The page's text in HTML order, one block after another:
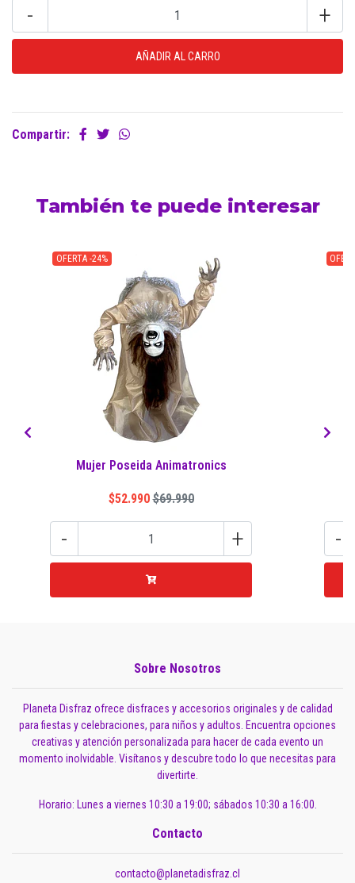
- +
Compartir:
También te puede interesar
OFERTA -24%
Mujer Poseida Animatronics
$52.990 $69.990
- + -
Sobre Nosotros
Planeta Disfraz ofrece disfraces y accesorios originales y de calidad
para fiestas y celebraciones, para niños y adultos. Encuentra opciones
creativas y atención personalizada para hacer de cada evento un
momento inolvidable. Visítanos y descubre todo lo que necesitas para
divertirte.
Horario: Lunes a viernes 10:30 a 19:00; sábados 10:30 a 16:00.
Contacto
contacto@planetadisfraz.cl